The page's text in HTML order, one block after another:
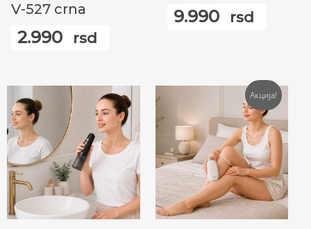
V-527 crna
2.990 rsd
9.990 rsd
Акција!